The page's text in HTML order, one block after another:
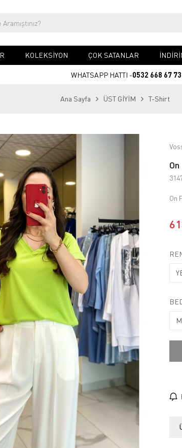
KOLEKSİYON ÇOK SATANLAR
WHATSAPP HATTI -0532 668 67 73
Ana Sayfa ÜST GİYİM T-Shirt
On